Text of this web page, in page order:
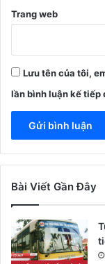
Trang web
Lưu tên của tôi,
lần bình luận kế tiếp
Bài Viết Gần Đây